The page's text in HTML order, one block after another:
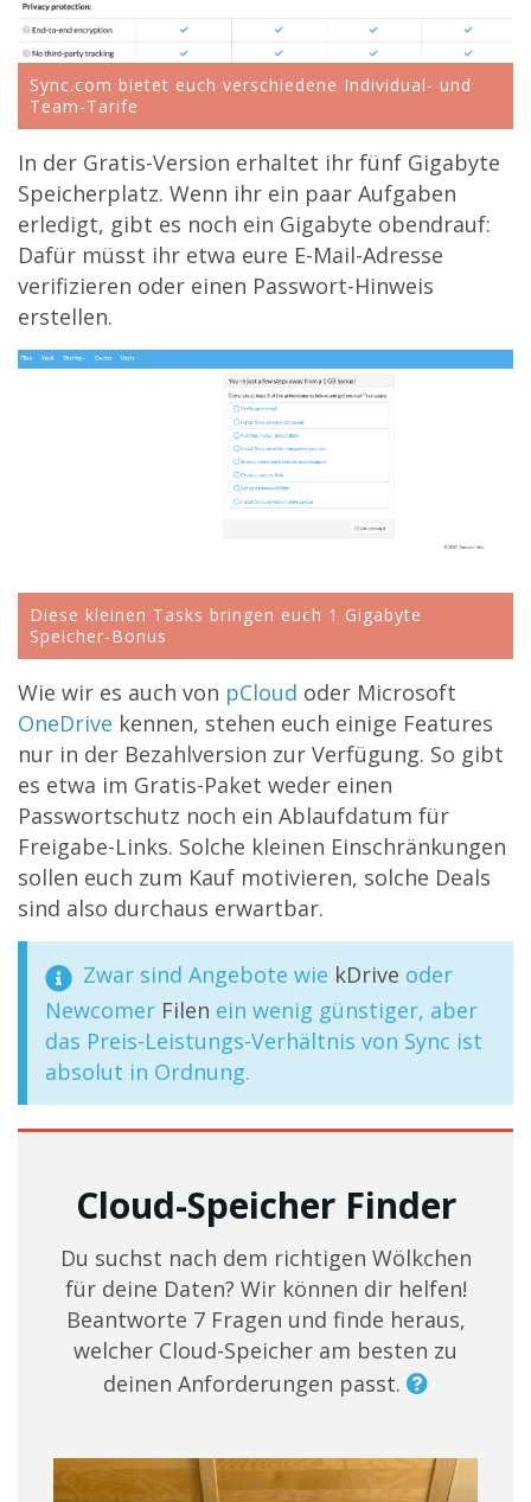
Sync.com bietet euch verschiedene Individual- und
Team-Tarife
In der Gratis-Version erhaltet ihr fünf Gigabyte
Speicherplatz. Wenn ihr ein paar Aufgaben
erledigt, gibt es noch ein Gigabyte obendrauf:
Dafür müsst ihr etwa eure E-Mail-Adresse
verifizieren oder einen Passwort-Hinweis
erstellen.
Diese kleinen Tasks bringen euch 1 Gigabyte
Speicher-Bonus
Wie wir es auch von pCloud oder Microsoft
OneDrive kennen, stehen euch einige Features
nur in der Bezahlversion zur Verfügung. So gibt
es etwa im Gratis-Paket weder einen
Passwortschutz noch ein Ablaufdatum für
Freigabe-Links. Solche kleinen Einschränkungen
sollen euch zum Kauf motivieren, solche Deals
sind also durchaus erwartbar.
Zwar sind Angebote wie kDrive oder
Newcomer Filen ein wenig günstiger, aber
das Preis-Leistungs-Verhältnis von Sync ist
absolut in Ordnung.
Cloud-Speicher Finder
Du suchst nach dem richtigen Wölkchen
für deine Daten? Wir können dir helfen!
Beantworte 7 Fragen und finde heraus,
welcher Cloud-Speicher am besten zu
deinen Anforderungen passt.